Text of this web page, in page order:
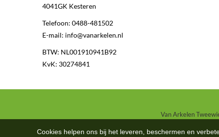
4041GK Kesteren
Telefoon: 0488-481502
E-mail: info@vanarkelen.nl
BTW: NL001910941B92
KvK: 30274841
Van Arkelen
Cookies helpen ons bij het leveren, beschermen en